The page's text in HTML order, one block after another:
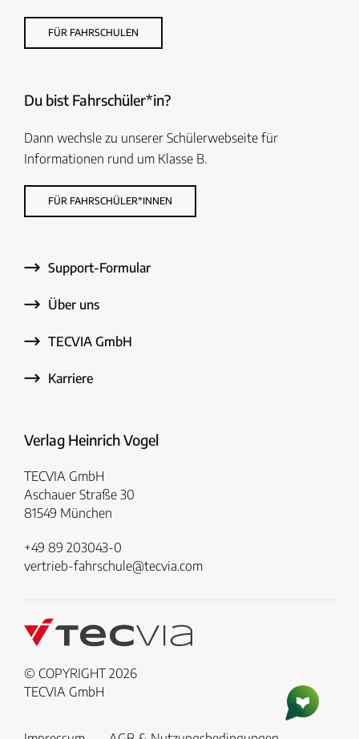
FÜR FAHRSCHULEN
Du bist Fahrschüler*in?
Dann wechsle zu unserer Schülerwebseite für
Informationen rund um Klasse B.
FÜR FAHRSCHÜLER*INNEN
Support-Formular
Über uns
TECVIA GmbH
Karriere
Verlag Heinrich Vogel
TECVIA GmbH
Aschauer Straße 30
81549 München
+49 89 203043-0
vertrieb-fahrschule@tecvia.com
© COPYRIGHT 2026
TECVIA GmbH